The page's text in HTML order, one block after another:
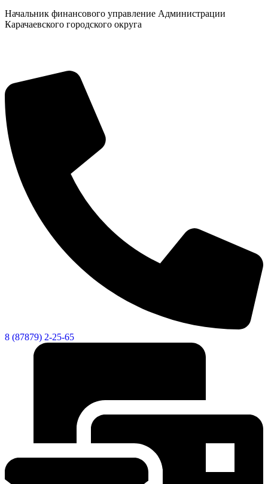
Экономика
Начальник финансового управление Администрации
Карачаевского городского округа
8 (87879) 2-25-65